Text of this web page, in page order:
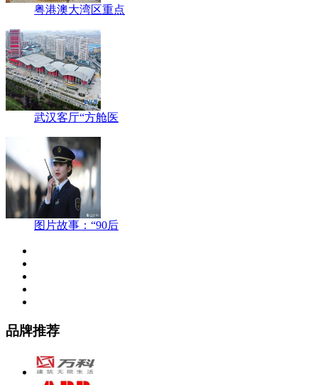
粤港澳大湾区重点
武汉客厅“方舱医
图片故事：“90后
品牌推荐